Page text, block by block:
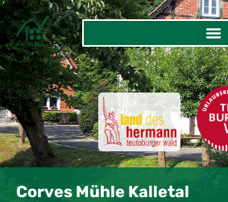
Corves Mühle Kalletal